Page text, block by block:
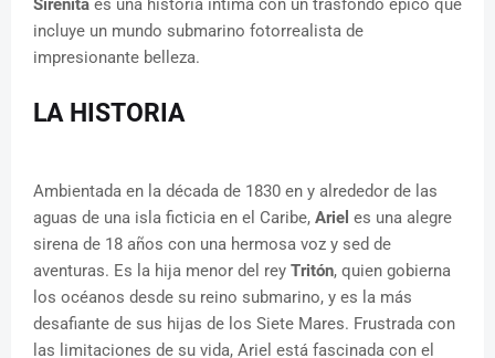
Sirenita es una historia íntima con un trasfondo épico que
incluye un mundo submarino fotorrealista de
impresionante belleza.
LA HISTORIA
Ambientada en la década de 1830 en y alrededor de las
aguas de una isla ficticia en el Caribe, Ariel es una alegre
sirena de 18 años con una hermosa voz y sed de
aventuras. Es la hija menor del rey Tritón, quien gobierna
los océanos desde su reino submarino, y es la más
desafiante de sus hijas de los Siete Mares. Frustrada con
las limitaciones de su vida, Ariel está fascinada con el